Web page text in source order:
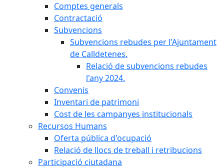
Comptes generals
Contractació
Subvencions
Subvencions rebudes per l'Ajuntament
de Calldetenes.
Relació de subvencions rebudes
l'any 2024.
Convenis
Inventari de patrimoni
Cost de les campanyes institucionals
Recursos Humans
Oferta pública d'ocupació
Relació de llocs de treball i retribucions
Participació ciutadana